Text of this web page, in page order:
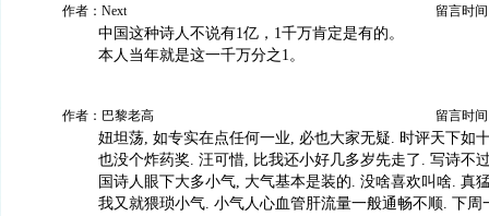
作者：Next 留言时间
中国这种诗人不说有1亿，1千万肯定是有的。
本人当年就是这一千万分之1。
作者：巴黎老高 留言时间
妞坦荡, 如专实在点任何一业, 必也大家无疑. 时评天下如
也没个炸药奖. 汪可惜, 比我还小好几多岁先走了. 写诗不
国诗人眼下大多小气, 大气基本是装的. 没啥喜欢叫啥. 真
我又就猥琐小气. 小气人心血管肝流量一般通畅不顺. 下周